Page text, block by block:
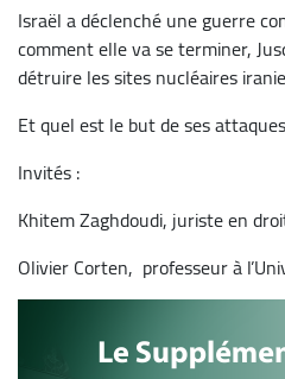
Israël a déclenché une guerre
comment elle va se terminer,
détruire les sites nucléaires
Et quel est le but de ses
Invités :
Khitem Zaghdoudi, juriste en
Olivier Corten, professeur à